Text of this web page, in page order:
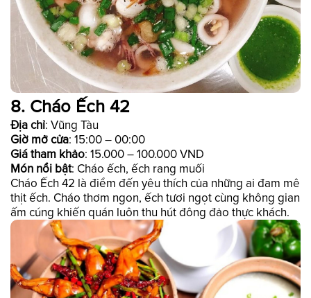
8. Cháo Ếch 42
Địa chỉ: Vũng Tàu
Giờ mở cửa: 15:00 – 00:00
Giá tham khảo: 15.000 – 100.000 VND
Món nổi bật: Cháo ếch, ếch rang muối
Cháo Ếch 42 là điểm đến yêu thích của những ai đam mê
thịt ếch. Cháo thơm ngon, ếch tươi ngọt cùng không gian
ấm cúng khiến quán luôn thu hút đông đảo thực khách.